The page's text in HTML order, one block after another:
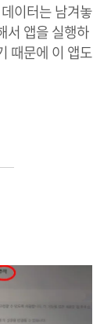
이터는 남겨놓
서 앱을 실행하
때문에 이 앱도